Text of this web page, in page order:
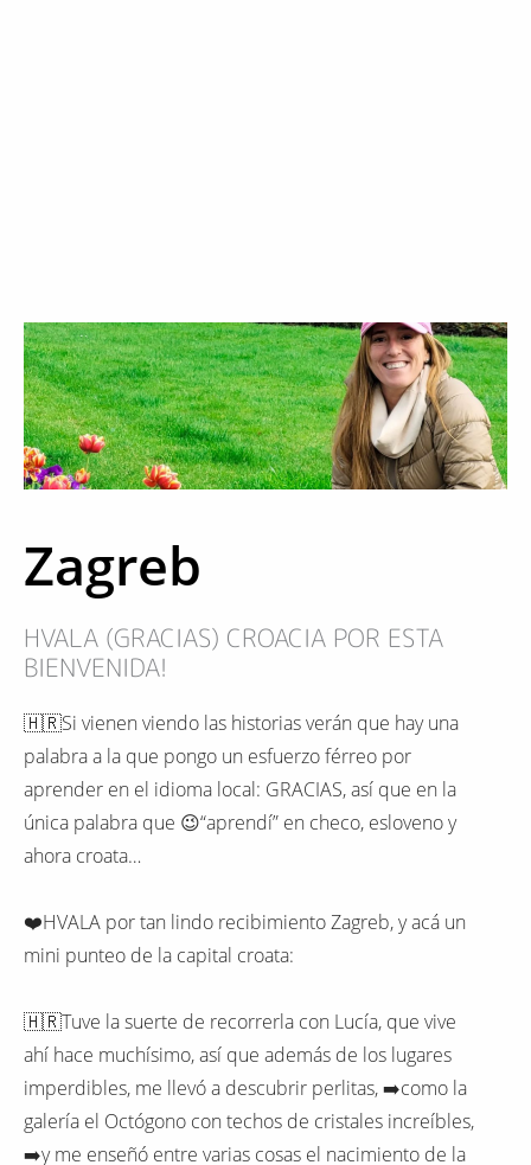
Zagreb
HVALA (GRACIAS) CROACIA POR ESTA
BIENVENIDA!
🇭🇷Si vienen viendo las historias verán que hay una
palabra a la que pongo un esfuerzo férreo por
aprender en el idioma local: GRACIAS, así que en la
única palabra que 😉“aprendí” en checo, esloveno y
ahora croata…
❤️HVALA por tan lindo recibimiento Zagreb, y acá un
mini punteo de la capital croata:
🇭🇷Tuve la suerte de recorrerla con Lucía, que vive
ahí hace muchísimo, así que además de los lugares
imperdibles, me llevó a descubrir perlitas, ➡️como la
galería el Octógono con techos de cristales increíbles,
➡️y me enseñó entre varias cosas el nacimiento de la